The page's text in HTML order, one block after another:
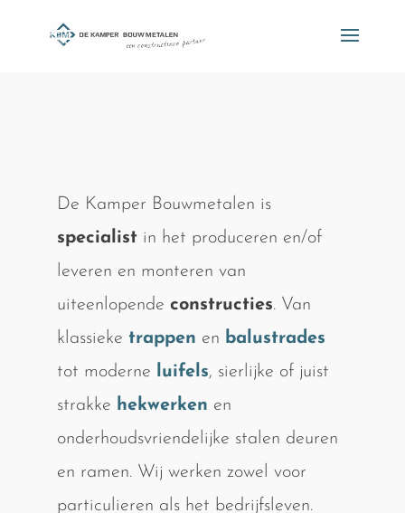
De Kamper Bouwmetalen is
specialistin het produceren en/of
leveren en monteren van
uiteenlopende constructies. Van
klassieke trappen en balustrades
tot moderne luifels, sierlijke of juist
strakke hekwerken en
onderhoudsvriendelijke stalen deuren
en ramen. Wij werken zowel voor
particulieren als het bedrijfsleven.